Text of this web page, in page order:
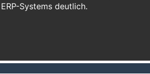
Systems deutlich.